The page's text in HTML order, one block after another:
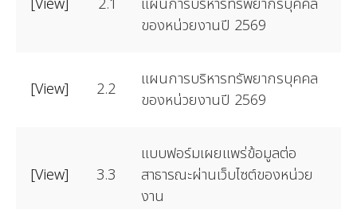
[View] 2.1
แผนการบริหารทรัพยากรบุคคล
ของหน่วยงานปี 2569
[View] 2.2
แผนการบริหารทรัพยากรบุคคล
ของหน่วยงานปี 2569
[View] 3.3
แบบฟอร์มเผยแพร่ข้อมูลต่อ
สาธารณะผ่านเว็บไซต์ของหน่วย
งาน